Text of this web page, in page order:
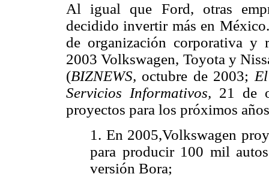
Al igual que Ford, otras
decidido invertir más en
de organización corporativa y
2003 Volkswagen, Toyota y
(BIZNEWS, octubre de 2003;
Servicios Informativos, 21 de
proyectos para los próximos
1. En 2005,Volkswagen
para producir 100 mil
versión Bora;